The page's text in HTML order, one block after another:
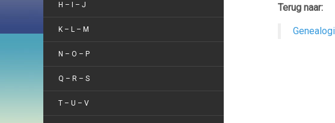
H – I – J
K – L – M
N – O – P
Q – R – S
T – U – V
Terug naar: